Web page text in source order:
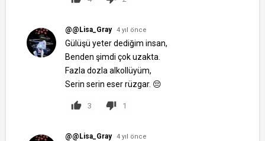
@@Lisa_Gray 4 yıl önce
Gülüşü yeter dediğim insan,
Benden şimdi çok uzakta.
Fazla dozla alkollüyüm,
Serin serin eser rüzgar. 😔
3 1
@@Lisa_Gray 4 yıl önce